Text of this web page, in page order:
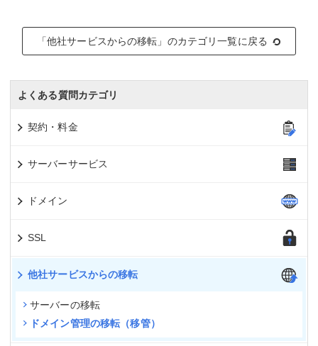
「他社サービスからの移転」のカテゴリ一覧に戻る
よくある質問カテゴリ
契約・料金
サーバーサービス
ドメイン
SSL
他社サービスからの移転
サーバーの移転
ドメイン管理の移転（移管）